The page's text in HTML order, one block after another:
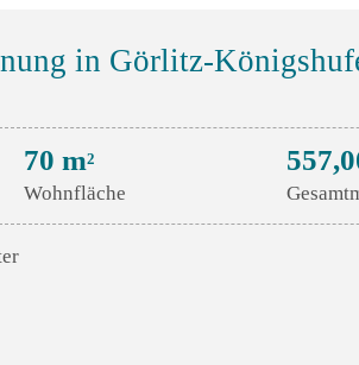
in Görlitz-
70 m2
Wohnfläche